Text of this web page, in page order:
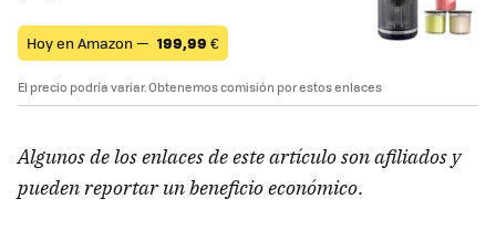
Hoy en Amazon — 199,99 €
El precio podría variar. Obtenemos comisión por estos enlaces
Algunos de los enlaces de este artículo son afiliados y
pueden reportar un beneficio económico.